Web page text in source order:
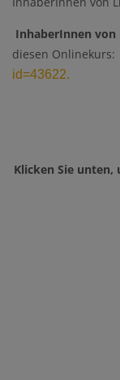
InhaberInnen
diesen Onlinekurs:
id=43622.
Klicken Sie